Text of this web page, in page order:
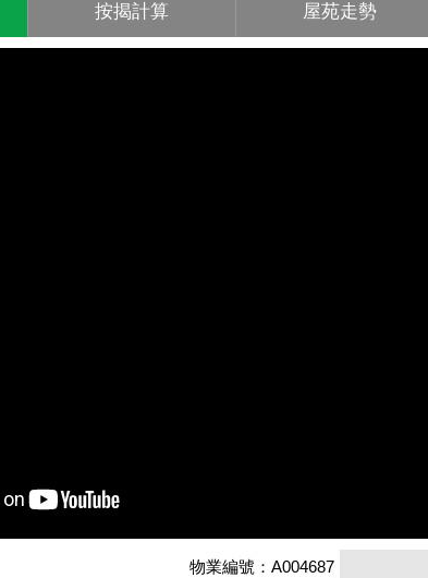
按揭計算 屋苑走勢
物業編號：A004687